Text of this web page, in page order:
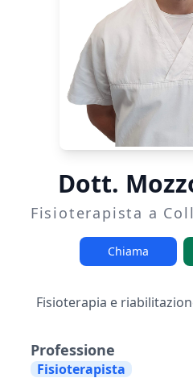
Dott.
Fisioterapista a
Chiama
Fisioterapia e
Professione
Fisioterapista